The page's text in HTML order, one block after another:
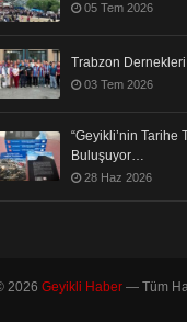
05 Tem 2026
Trabzon Dernekleri
03 Tem 2026
“Geyikli’nin Tarihe
Buluşuyor…
28 Haz 2026
2026 Geyikli Haber — Tüm